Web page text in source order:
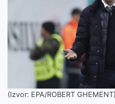
(Izvor: EPA/ROBERT GHEMENT)